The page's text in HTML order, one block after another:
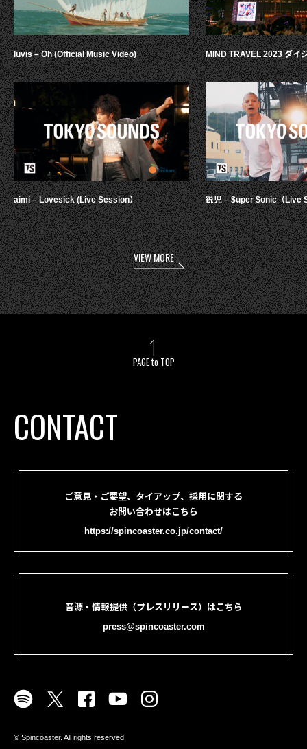
luvis – Oh (Official Music Video)
aimi – Lovesick (Live Session）
MIND TRAVEL 2023 ダイ
鋭児 – $uper $onic（Live
VIEW MORE
PAGE to TOP
CONTACT
ご意見・ご要望、タイアップ、採用に関する
お問い合わせはこちら
https://spincoaster.co.jp/contact/
音源・情報提供（プレスリリース）はこちら
press@spincoaster.com
©︎ Spincoaster. All rights reserved.